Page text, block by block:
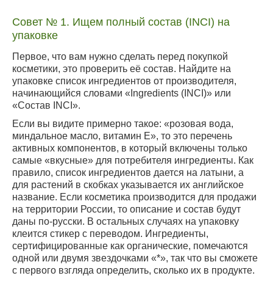
Совет № 1. Ищем полный состав (INCI) на
упаковке
Первое, что вам нужно сделать перед покупкой
косметики, это проверить её состав. Найдите на
упаковке список ингредиентов от производителя,
начинающийся словами «Ingredients (INCI)» или
«Состав INCI».
Если вы видите примерно такое: «розовая вода,
миндальное масло, витамин Е», то это перечень
активных компонентов, в который включены только
самые «вкусные» для потребителя ингредиенты. Как
правило, список ингредиентов дается на латыни, а
для растений в скобках указывается их английское
название. Если косметика производится для продажи
на территории России, то описание и состав будут
даны по-русски. В остальных случаях на упаковку
клеится стикер с переводом. Ингредиенты,
сертифицированные как органические, помечаются
одной или двумя звездочками «*», так что вы сможете
с первого взгляда определить, сколько их в продукте.